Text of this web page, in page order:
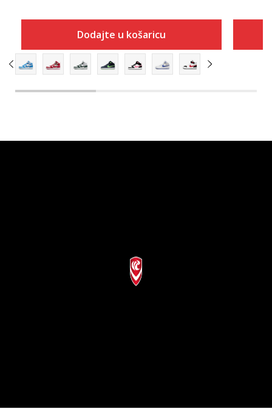
Dodajte u košaricu